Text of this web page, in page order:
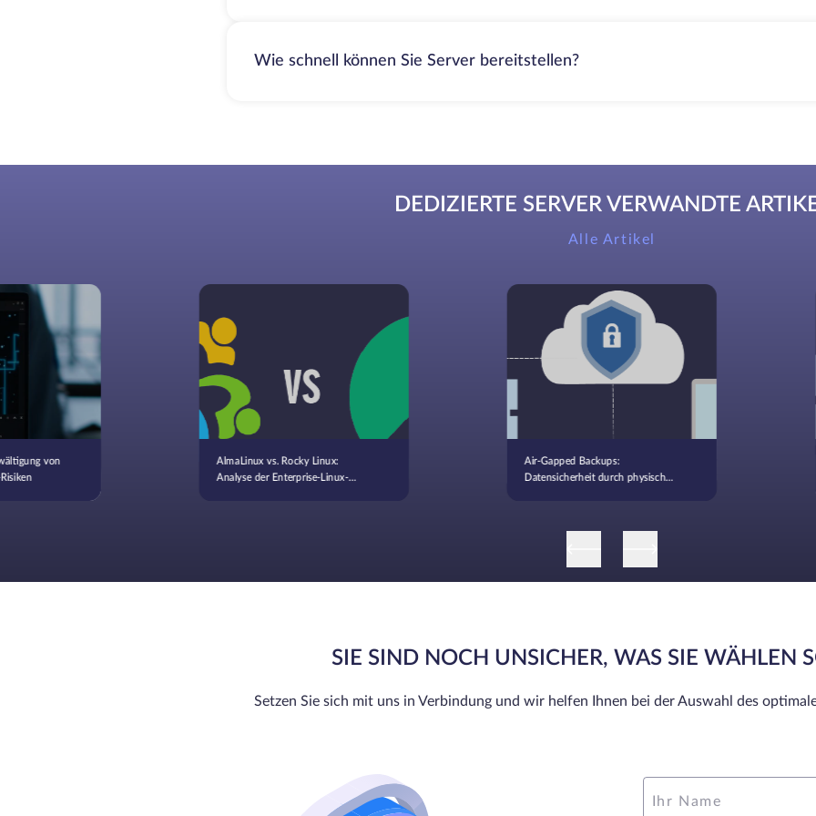
Wie schnell können Sie Server bereitstellen?
DEDIZIERTE SERVER VERWANDTE
Alle Artikel
von AlmaLinux vs. Rocky Linux:
Analyse der Enterprise-Linux-
Air-Gapped Backups:
Datensicherheit durch physische
SIE SIND NOCH UNSICHER, WAS SIE WÄHLEN
Setzen Sie sich mit uns in Verbindung und wir helfen Ihnen bei der Auswahl des
Ihr Name